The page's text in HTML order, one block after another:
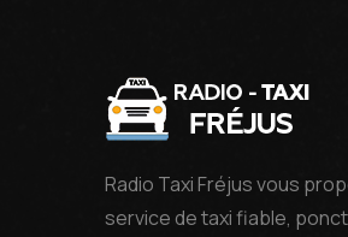
Radio Taxi Fréjus vous
service de taxi fiable,